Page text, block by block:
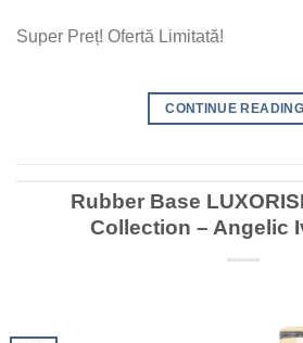
Super Preț! Ofertă Limitată!
CONTINUE READING
Rubber Base
Collection – Angelic